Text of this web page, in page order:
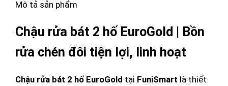
Mô tả sản phẩm
Chậu rửa bát 2 hố EuroGold | Bồn
rửa chén đôi tiện lợi, linh hoạt
Chậu rửa bát 2 hố EuroGold tại FuniSmart là thiết